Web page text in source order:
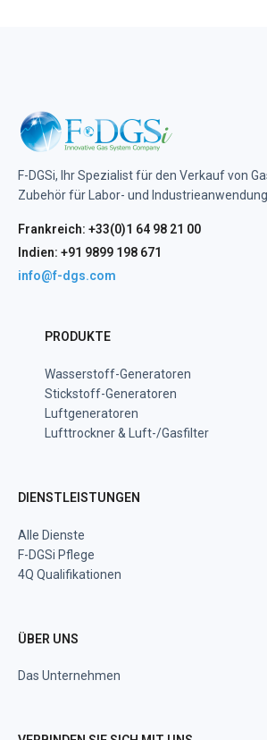
F-DGSi, Ihr Spezialist für den Verkauf von
Zubehör für Labor- und
Frankreich: +33(0)1 64 98 21 00
Indien: +91 9899 198 671
info@f-dgs.com
PRODUKTE
Wasserstoff-Generatoren
Stickstoff-Generatoren
Luftgeneratoren
Lufttrockner & Luft-/Gasfilter
DIENSTLEISTUNGEN
Alle Dienste
F-DGSi Pflege
4Q Qualifikationen
ÜBER UNS
Das Unternehmen